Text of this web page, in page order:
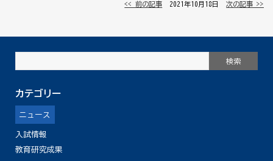
<< 前の記事 │ 2021年10月18日 │次の記事 >>
カテゴリー
ニュース
入試情報
教育研究成果